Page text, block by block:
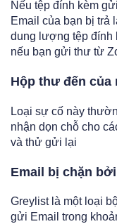
Nếu tệp đính kèm
Email của bạn bị trả
dung lượng tệp đính
nếu bạn gửi thư từ
Hộp thư đến
Loại sự cố này
nhận dọn chỗ cho
và thử gửi lại
Email bị chặn
Greylist là một loại
gửi Email trong